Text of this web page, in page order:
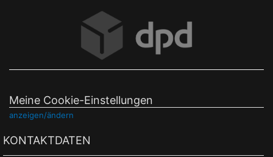
Meine Cookie-Einstellungen
anzeigen/ändern
KONTAKTDATEN